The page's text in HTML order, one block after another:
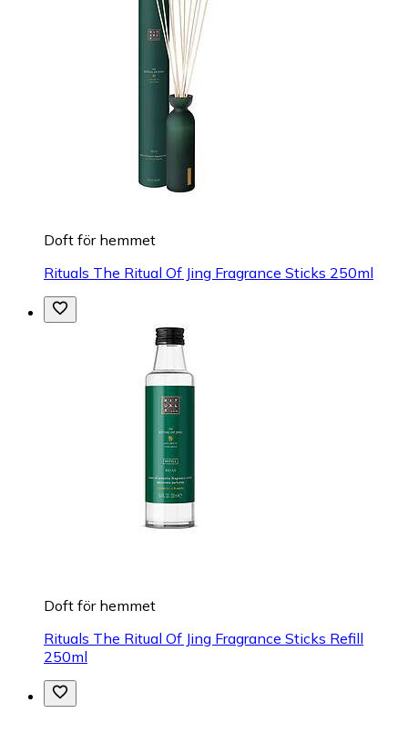
Doft för hemmet
Rituals The Ritual Of Jing Fragrance Sticks 250ml
Doft för hemmet
Rituals The Ritual Of Jing Fragrance Sticks Refill
250ml